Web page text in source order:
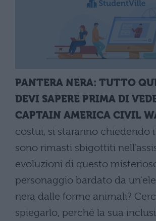
PANTERA NERA: TUTTO
DEVI SAPERE PRIMA DI
CAPTAIN AMERICA CIVIL
costui, si staranno chiedendo
sono rimasti sbigottiti
evoluzioni di questo
personaggio bardato da
nera dalle forme animali?
spiegarlo, perché la sua